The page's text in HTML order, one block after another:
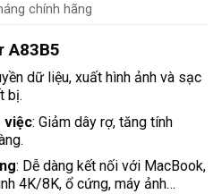
chính hãng
A83B5
dữ liệu, xuất hình ảnh và sạc
bị.
việc: Giảm dây rợ, tăng tính
: Dễ dàng kết nối với MacBook,
4K/8K, ổ cứng, máy ảnh…